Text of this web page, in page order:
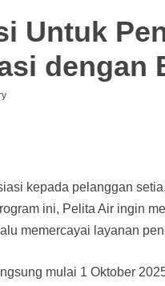
Untuk
dengan
kepada pelanggan
ini, Pelita Air ingin
memercayai layanan
mulai 1 Oktober